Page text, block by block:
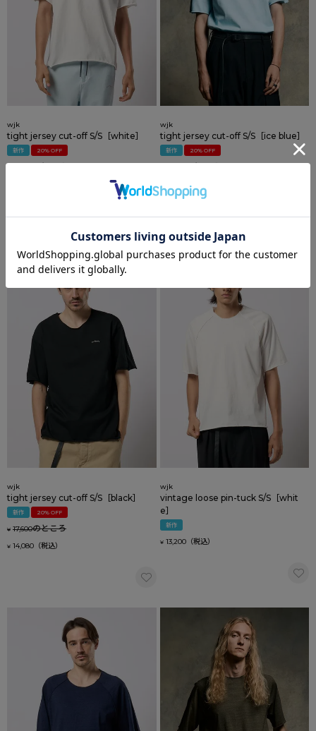
wjk
tight jersey cut-off S/S［white］
新作 20% OFF
のところ
wjk
tight jersey cut-off S/S［ice blue］
新作 20% OFF
のところ
wjk
tight jersey cut-off S/S［black］
新作 20% OFF
¥ 17,600のところ
¥ 14,080
wjk
vintage loose pin-tuck S/S［whit
e］
新作
¥ 13,200